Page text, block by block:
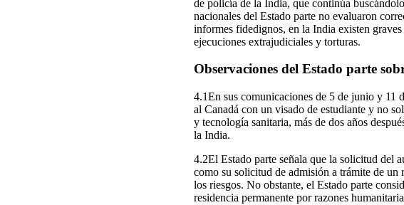
de policía de la India, que continúa
nacionales del Estado parte no evaluaron
informes fidedignos, en la India existen
ejecuciones extrajudiciales y torturas.
Observaciones del Estado parte
4.1En sus comunicaciones de 5 de junio y 11
al Canadá con un visado de estudiante y no
y tecnología sanitaria, más de dos años
la India.
4.2El Estado parte señala que la solicitud del
como su solicitud de admisión a trámite de
los riesgos. No obstante, el Estado parte
residencia permanente por razones